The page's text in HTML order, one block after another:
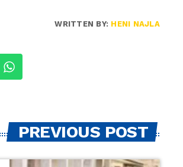
WRITTEN BY: HENI NAJLA
PREVIOUS POST